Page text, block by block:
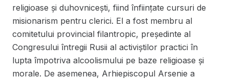
religioase și duhovnicești, fiind înființate cursuri de
misionarism pentru clerici. El a fost membru al
comitetului provincial filantropic, președinte al
Congresului întregii Rusii al activiștilor practici în
lupta împotriva alcoolismului pe baze religioase și
morale. De asemenea, Arhiepiscopul Arsenie a